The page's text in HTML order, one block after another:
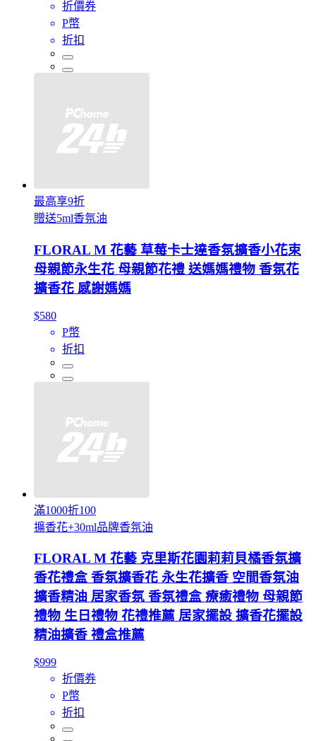
折價券
P幣
折扣
最高享9折
贈送5ml香氛油
FLORAL M 花藝 草莓卡士達香氛擴香小花束
母親節永生花 母親節花禮 送媽媽禮物 香氛花
擴香花 感謝媽媽
$580
P幣
折扣
滿1000折100
擴香花+30ml品牌香氛油
FLORAL M 花藝 克里斯花園莉莉貝橘香氛擴
香花禮盒 香氛擴香花 永生花擴香 空間香氛油
擴香精油 居家香氛 香氛禮盒 療癒禮物 母親節
禮物 生日禮物 花禮推薦 居家擺設 擴香花擺設
精油擴香 禮盒推薦
$999
折價券
P幣
折扣